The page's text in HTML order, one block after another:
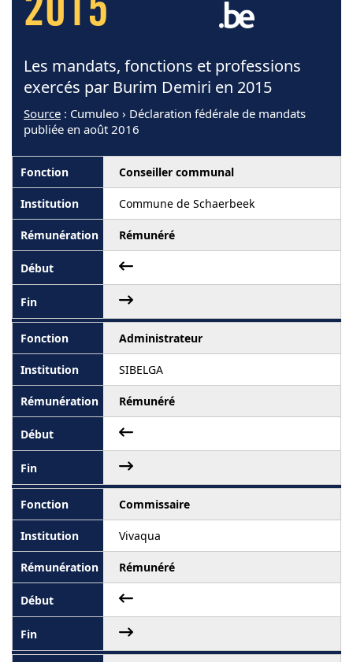
2015
Les mandats, fonctions et professions
exercés par Burim Demiri en 2015
Source : Cumuleo › Déclaration fédérale de mandats
publiée en août 2016
Conseiller communal
Commune de Schaerbeek
Rémunéré
Administrateur
SIBELGA
Rémunéré
Commissaire
Vivaqua
Rémunéré